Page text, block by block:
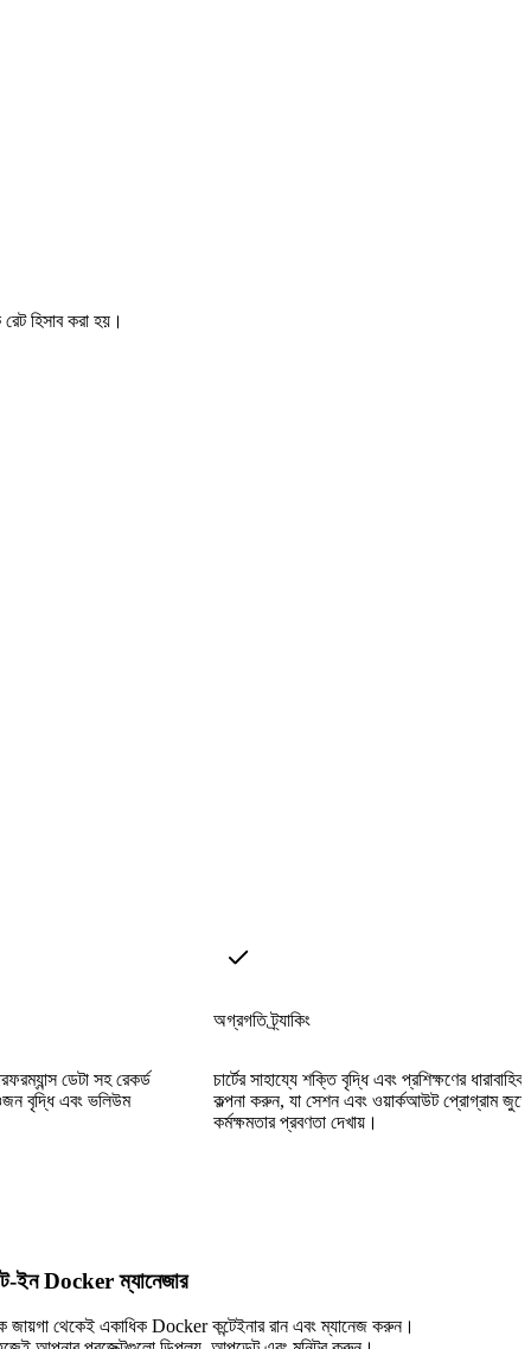
হিসাব করা হয়।
ডেটা সহ রেকর্ড
বৃদ্ধি এবং ভলিউম
অগ্রগতি ট্র্যাকিং
চার্টের সাহায্যে শক্তি বৃদ্ধি এবং প্রশিক্ষণের
কল্পনা করুন, যা সেশন এবং ওয়ার্কআউট প্রোগ্রাম জুড়ে
কর্মক্ষমতার প্রবণতা দেখায়।
ইন Docker ম্যানেজার
জায়গা থেকেই একাধিক Docker কন্টেইনার রান এবং ম্যানেজ করুন।